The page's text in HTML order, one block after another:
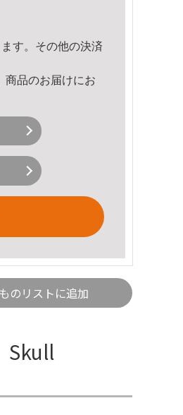
す。その他の決済
商品のお届けにお
のリストに追加
Skull